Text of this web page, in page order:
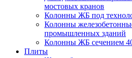
мостовых кранов
Колонны ЖБ под
Колонны
промышленных зданий
Колонны ЖБ сечением
Плиты